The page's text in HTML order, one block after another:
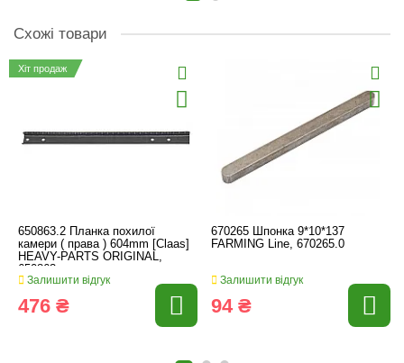
Схожі товари
Хіт продаж
650863.2 Планка похилої
камери ( права ) 604mm [Claas]
HEAVY-PARTS ORIGINAL,
650863
Залишити відгук
476 ₴
670265 Шпонка 9*10*137
FARMING Line, 670265.0
Залишити відгук
94 ₴